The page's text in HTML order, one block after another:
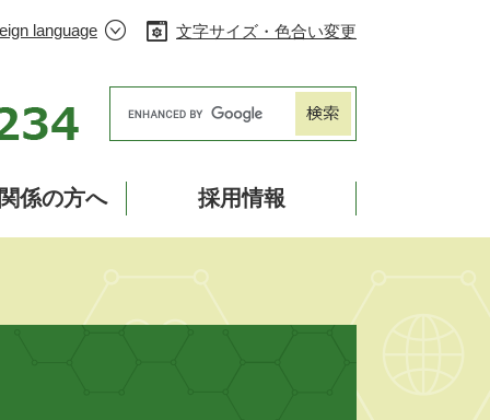
language 文字サイズ・色合い変更
Googleカスタム検索
係の方へ 採用情報